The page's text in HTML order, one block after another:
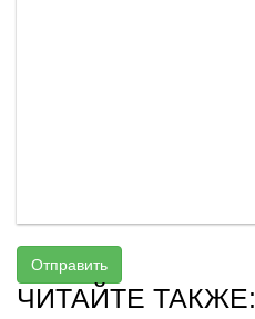
Отправить
ЧИТАЙТЕ ТАКЖЕ: